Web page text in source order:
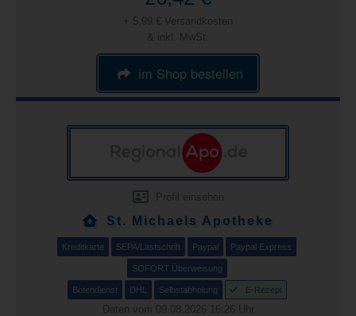
+ 5,99 € Versandkosten
& inkl. MwSt.
im Shop bestellen
Profil einsehen
St. Michaels Apotheke
Kreditkarte SEPA/Lastschrift Paypal Paypal Express
SOFORT Überweisung
Botendienst DHL Selbstabholung E-Rezept
Daten vom 09.08.2026 16:26 Uhr